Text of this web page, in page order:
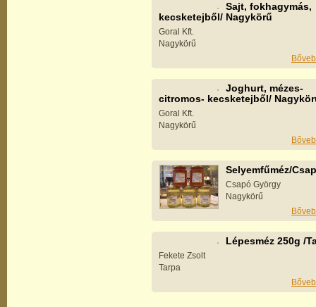
Sajt, fokhagymás,
kecsketejből/ Nagykörű
Goral Kft.
Nagykörű
Joghurt, mézes-
citromos- kecsketejből/
Goral Kft.
Nagykörű
Selyemfűméz/
Csapó György
Nagykörű
Lépesméz 250g /
Fekete Zsolt
Tarpa